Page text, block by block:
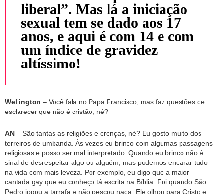
liberal”. Mas lá a iniciação
sexual tem se dado aos 17
anos, e aqui é com 14 e com
um índice de gravidez
altíssimo!
Wellington – Você fala no Papa Francisco, mas faz questões de
esclarecer que não é cristão, né?
AN – São tantas as religiões e crenças, né? Eu gosto muito dos
terreiros de umbanda. Às vezes eu brinco com algumas passagens
religiosas e posso ser mal interpretado. Quando eu brinco não é
sinal de desrespeitar algo ou alguém, mas podemos encarar tudo
na vida com mais leveza. Por exemplo, eu digo que a maior
cantada gay que eu conheço tá escrita na Bíblia. Foi quando São
Pedro jogou a tarrafa e não pescou nada. Ele olhou para Cristo e